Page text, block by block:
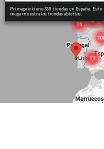
Primaprix tiene 330 tiendas en España. Este
mapa muestra las tiendas abiertas.